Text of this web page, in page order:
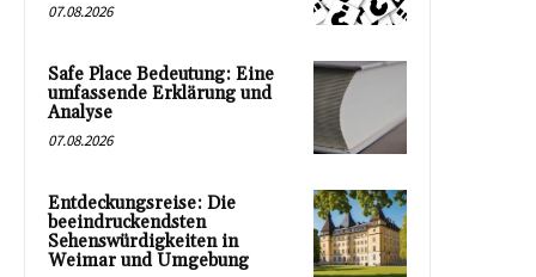
07.08.2026
Safe Place Bedeutung: Eine
umfassende Erklärung und
Analyse
07.08.2026
Entdeckungsreise: Die
beeindruckendsten
Sehenswürdigkeiten in
Weimar und Umgebung